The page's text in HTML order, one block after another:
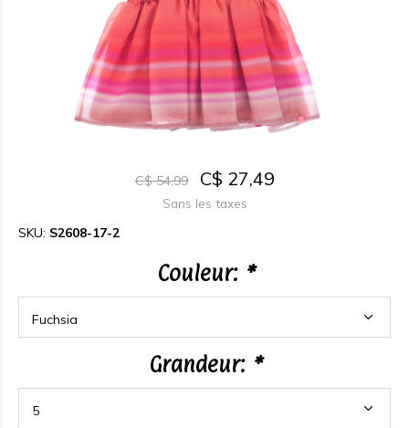
C$ 54,99 C$ 27,49
Sans les taxes
SKU: S2608-17-2
Couleur: *
Grandeur: *